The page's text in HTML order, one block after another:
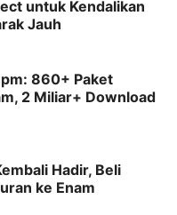
untuk Kendalikan
Jauh
860+ Paket
2 Miliar+ Download
Hadir, Beli
ke Enam